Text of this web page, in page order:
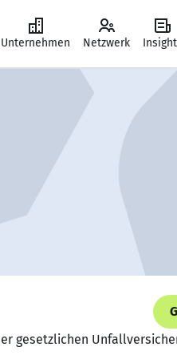
Unternehmen Netzwerk
gesetzlichen